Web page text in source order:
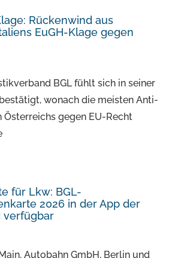
Rückenwind aus
EuGH-Klage gegen
BGL fühlt sich in seiner
wonach die meisten Anti-
Österreichs gegen EU-Recht
für Lkw: BGL-
2026 in der App der
verfügbar
Autobahn GmbH, Berlin und